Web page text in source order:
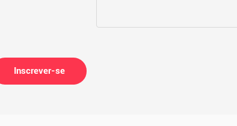
Inscrever-se